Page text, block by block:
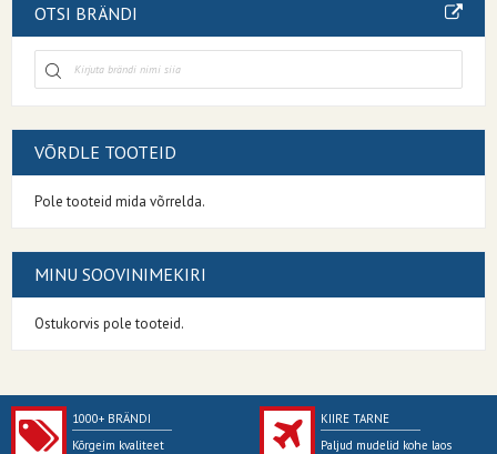
OTSI BRÄNDI
VÕRDLE TOOTEID
Pole tooteid mida võrrelda.
MINU SOOVINIMEKIRI
Ostukorvis pole tooteid.
1000+ BRÄNDI
Kõrgeim kvaliteet
KIIRE TARNE
Paljud mudelid kohe laos